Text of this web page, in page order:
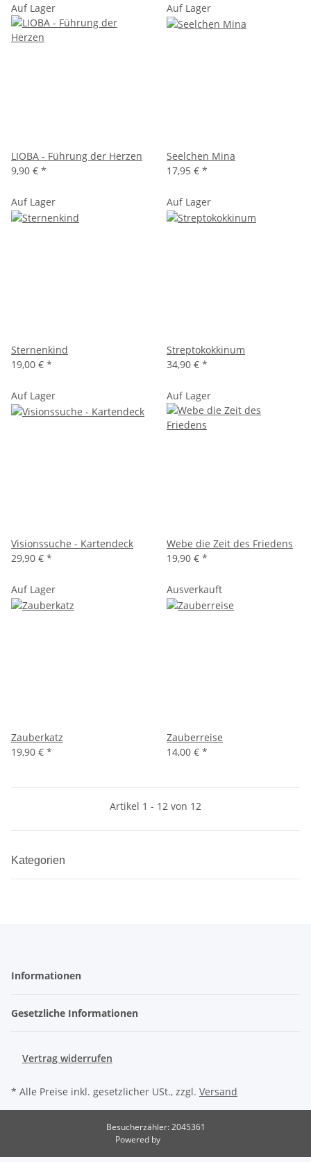
Auf Lager
LIOBA - Führung der Herzen
9,90 € *
Auf Lager
Seelchen Mina
17,95 € *
Auf Lager
Sternenkind
19,00 € *
Auf Lager
Streptokokkinum
34,90 € *
Auf Lager
Visionssuche - Kartendeck
29,90 € *
Auf Lager
Webe die Zeit des Friedens
19,90 € *
Auf Lager
Zauberkatz
19,90 € *
Ausverkauft
Zauberreise
14,00 € *
Artikel 1 - 12 von 12
Kategorien
Informationen
Gesetzliche Informationen
Vertrag widerrufen
* Alle Preise inkl. gesetzlicher USt., zzgl. Versand
Besucherzähler: 2045361
Powered by